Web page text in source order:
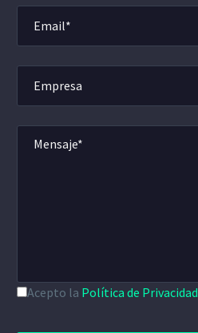
Acepto la Política de Privacidad